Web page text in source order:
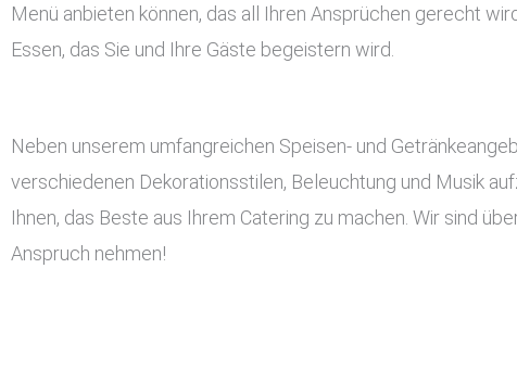
Menü anbieten können, das all Ihren Ansprüchen gerecht
Essen, das Sie und Ihre Gäste begeistern wird.
Neben unserem umfangreichen Speisen- und
verschiedenen Dekorationsstilen, Beleuchtung und Musik
Ihnen, das Beste aus Ihrem Catering zu machen. Wir sind
Anspruch nehmen!